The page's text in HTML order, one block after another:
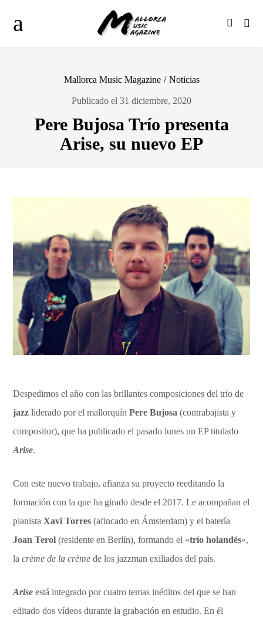
Mallorca Music Magazine / Noticias
Publicado el 31 diciembre, 2020
Pere Bujosa Trío presenta
Arise, su nuevo EP
Despedimos el año con las brillantes composiciones del trío de
jazz liderado por el mallorquínPere Bujosa (contrabajista y
compositor), que ha publicado el pasado lunes un EP titulado
Arise.
Con este nuevo trabajo, afianza su proyecto reeditando la
formación con la que ha girado desde el 2017. Le acompañan el
pianistaXavi Torres (afincado en Ámsterdam) y el batería
Joan Terol (residente en Berlín), formando el «trío holandés«,
lacrème de la crème de los jazzman exiliados del país.
Arise está integrado por cuatro temas inéditos del que se han
editado dos vídeos durante la grabación en estudio. En él